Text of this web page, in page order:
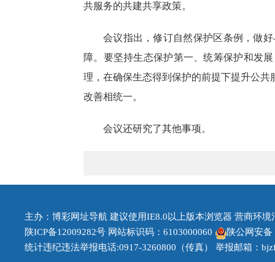
共服务的共建共享政策。
会议指出，修订自然保护区条例，做
障。要坚持生态保护第一、统筹保护和发
理，在确保生态得到保护的前提下提升公
改善相统一。
会议还研究了其他事项。
主办：博彩网址导航 建议使用IE8.0以上版本浏览器 营商环境
陕ICP备12009282号 网站标识码：6103000060
陕公网安备
统计违纪违法举报电话:0917-3260800（传真） 举报邮箱：